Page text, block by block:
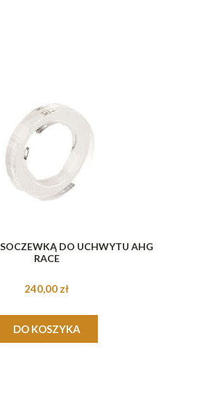
SOCZEWKĄ DO UCHWYTU AHG
RACE
240,00 zł
DO KOSZYKA